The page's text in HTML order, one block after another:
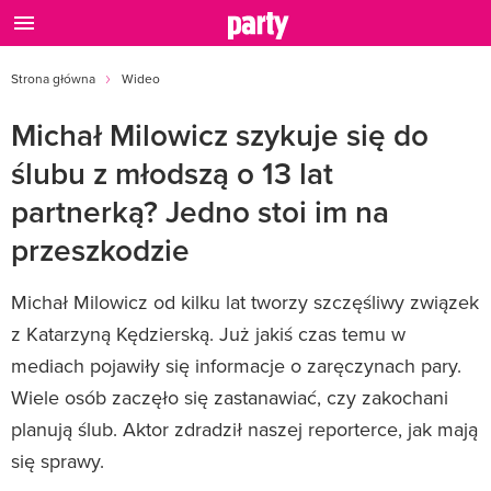
Strona główna Wideo
Michał Milowicz szykuje się do
ślubu z młodszą o 13 lat
partnerką? Jedno stoi im na
przeszkodzie
Michał Milowicz od kilku lat tworzy szczęśliwy związek
z Katarzyną Kędzierską. Już jakiś czas temu w
mediach pojawiły się informacje o zaręczynach pary.
Wiele osób zaczęło się zastanawiać, czy zakochani
planują ślub. Aktor zdradził naszej reporterce, jak mają
się sprawy.